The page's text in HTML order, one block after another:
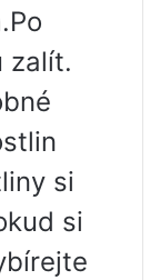
zalít.
si
si